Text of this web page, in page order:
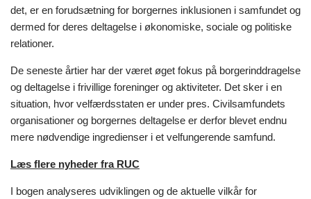
det, er en forudsætning for borgernes inklusionen i samfundet og
dermed for deres deltagelse i økonomiske, sociale og politiske
relationer.
De seneste årtier har der været øget fokus på borgerinddragelse
og deltagelse i frivillige foreninger og aktiviteter. Det sker i en
situation, hvor velfærdsstaten er under pres. Civilsamfundets
organisationer og borgernes deltagelse er derfor blevet endnu
mere nødvendige ingredienser i et velfungerende samfund.
Læs flere nyheder fra RUC
I bogen analyseres udviklingen og de aktuelle vilkår for